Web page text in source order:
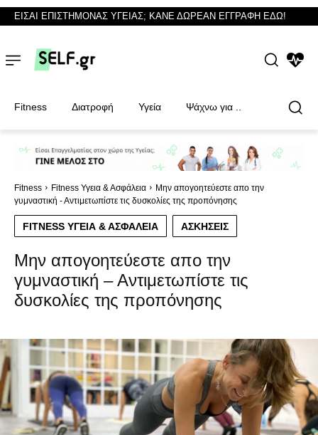
Φυσικοθεραπευτές
Φυσικοθεραπευτές
ΕΙΣΑΙ ΕΠΙΣΤΗΜΟΝΑΣ ΥΓΕΙΑΣ; ΚΑΝΕ ΔΩΡΕΑΝ ΕΓΓΡΑΦΗ ΕΔΩ!
Fitness Διατροφή Υγεία Ψάχνω για ..
Fitness Fitness Υγεια & Ασφάλεια
Μην απογοητεύεστε απο την
γυμναστική - Αντιμετωπίστε τις δυσκολίες της προπόνησης
FITNESS ΥΓΕΙΑ & ΑΣΦΆΛΕΙΑ ΑΣΚΉΣΕΙΣ
Μην απογοητεύεστε απο την
γυμναστική – Αντιμετωπίστε τις
δυσκολίες της προπόνησης